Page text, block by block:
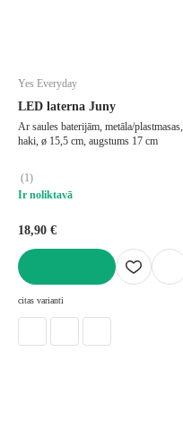
Yes Everyday
LED laterna Juny
Ar saules baterijām, metāla/plastmasas,
haki, ø 15,5 cm, augstums 17 cm
(1)
Ir noliktavā
18,90 €
citas varianti